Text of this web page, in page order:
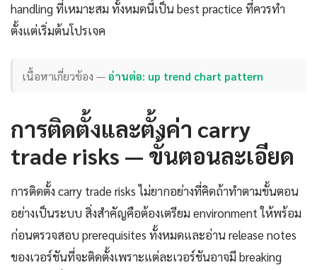
handling ที่เหมาะสม ทั้งหมดนี้เป็น best practice ที่ควรทำ
ตั้งแต่เริ่มต้นโปรเจค
เนื้อหาเกี่ยวข้อง —อ่านต่อ: up trend chart pattern
การติดตั้งและตั้งค่า carry
trade risks — ขั้นตอนละเอียด
การติดตั้ง carry trade risks ไม่ยากอย่างที่คิดถ้าทำตามขั้นตอน
อย่างเป็นระบบ สิ่งสำคัญคือต้องเตรียม environment ให้พร้อม
ก่อนตรวจสอบ prerequisites ทั้งหมดและอ่าน release notes
ของเวอร์ชันที่จะติดตั้งเพราะแต่ละเวอร์ชันอาจมี breaking